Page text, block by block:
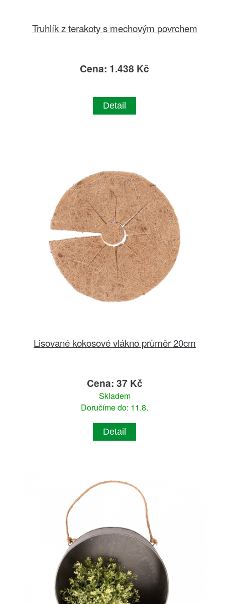
Truhlík z terakoty s mechovým povrchem
Cena: 1.438 Kč
Detail
Lisované kokosové vlákno průměr 20cm
Cena: 37 Kč
Skladem
Doručíme do: 11.8.
Detail